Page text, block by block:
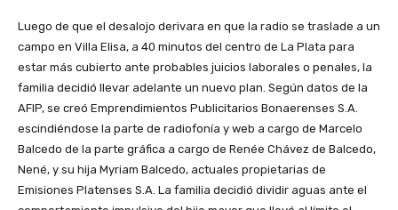
Luego de que el desalojo derivara en que la radio se traslade a un
campo en Villa Elisa, a 40 minutos del centro de La Plata para
estar más cubierto ante probables juicios laborales o penales, la
familia decidió llevar adelante un nuevo plan. Según datos de la
AFIP, se creó Emprendimientos Publicitarios Bonaerenses S.A.
escindiéndose la parte de radiofonía y web a cargo de Marcelo
Balcedo de la parte gráfica a cargo de Renée Chávez de Balcedo,
Nené, y su hija Myriam Balcedo, actuales propietarias de
Emisiones Platenses S.A. La familia decidió dividir aguas ante el